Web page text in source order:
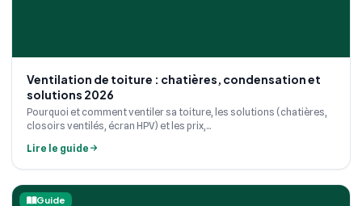
Ventilation de toiture : chatières, condensation et
solutions 2026
Pourquoi et comment ventiler sa toiture, les solutions (chatières,
closoirs ventilés, écran HPV) et les prix,...
Lire le guide
Guide